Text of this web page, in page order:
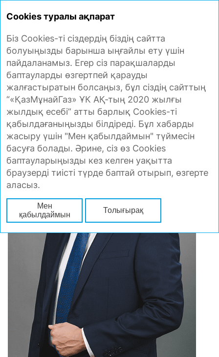
2020
БАСҚАРМА ТӨРАҒАСЫНЫҢ
ЭКОНОМИКА ЖӘНЕ ҚАРЖЫ
ЖӨНІНДЕГІ ОРЫНБАСАРЫНЫҢ
МӘЛІМДЕМЕСІ
Cookies туралы ақпарат
Біз Cookies-ті сіздердің біздің сайтта
болуыңызды барынша ыңғайлы ету үшін
пайдаланамыз. Егер сіз парақшаларды
баптауларды өзгертпей қарауды
жалғастыратын болсаңыз, бұл сіздің сайттың
“«ҚазМұнайГаз» ҰК АҚ-тың 2020 жылғы
жылдық есебі” атты барлық Cookies-ті
қабылдағаныңызды білдіреді. Бұл хабарды
жасыру үшін "Мен қабылдаймын" түймесін
басуға болады. Әрине, сіз өз Cookies
баптауларыңызды кез келген уақытта
браузерді тиісті түрде баптай отырып, өзгерте
аласыз.
Мен
қабылдаймын
Толығырақ